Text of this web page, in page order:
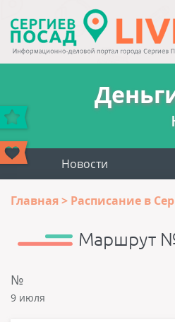
Новости
Главная Расписание в
Маршрут
№
9 июля